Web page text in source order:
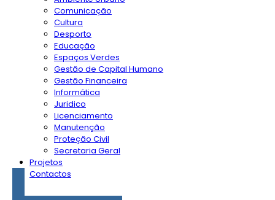
Comunicação
Cultura
Desporto
Educação
Espaços Verdes
Gestão de Capital Humano
Gestão Financeira
Informática
Juridico
Licenciamento
Manutenção
Proteção Civil
Secretaria Geral
Projetos
Contactos